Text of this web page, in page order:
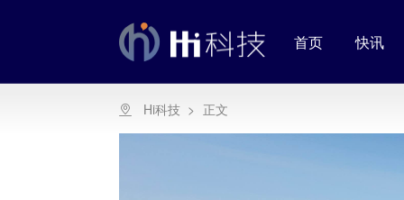
首页 快讯
Hi科技 > 正文